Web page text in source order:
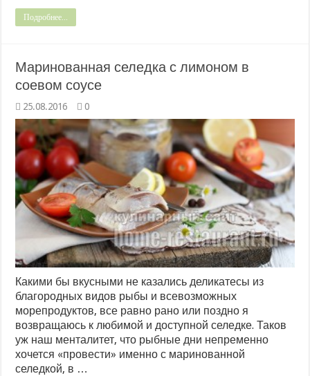
Подробнее...
Маринованная селедка с лимоном в
соевом соусе
25.08.2016 0
Какими бы вкусными не казались деликатесы из
благородных видов рыбы и всевозможных
морепродуктов, все равно рано или поздно я
возвращаюсь к любимой и доступной селедке. Таков
уж наш менталитет, что рыбные дни непременно
хочется «провести» именно с маринованной
селедкой, в …